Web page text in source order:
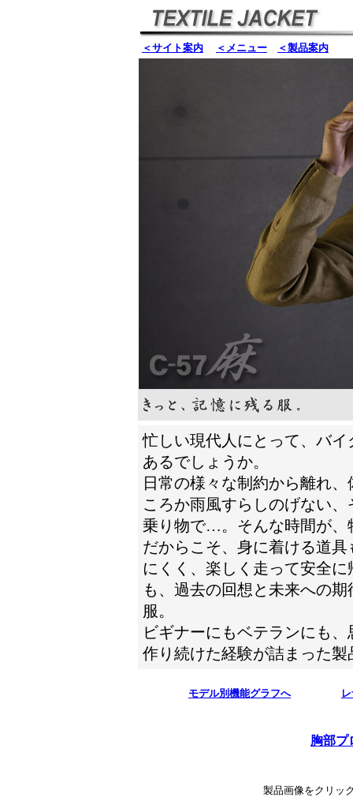
＜サイト案内 ＜メニュー ＜製品案内
忙しい現代人にとって、バ
あるでしょうか。
日常の様々な制約から離れ
ころか雨風すらしのげない
乗り物で…。そんな時間が、
だからこそ、身に着ける道
にくく、楽しく走って安全
も、過去の回想と未来への
服。
ビギナーにもベテランにも
作り続けた経験が詰まった製
モデル別機能グラフへ
胸部プ
製品画像をクリッ